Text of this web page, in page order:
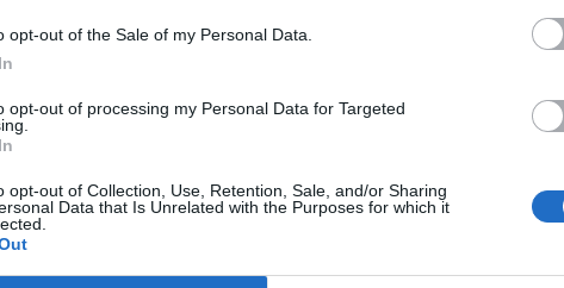
opt-out of the Sale of my Personal Data.
opt-out of processing my Personal Data for Targeted
opt-out of Collection, Use, Retention, Sale, and/or Sharing
Data that Is Unrelated with the Purposes for which it
portfolio.hu hírarchívumához tartozik, melynek olvasása
cikkarchívum
elmúlt 2 év napon belüli
Előfizetés